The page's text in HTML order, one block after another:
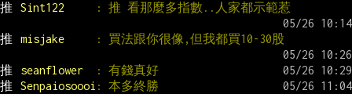
推
Sint122 : 推 看那麼多指數..人家都示範惹
推 misjake : 買法跟你很像,但我都買10-30股
推 seanflower
: 有錢真好
推
Senpaiosoooi : 本多終勝